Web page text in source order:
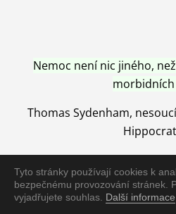
Tyto stránky používají cookies k
bezpečnému provozování stránek.
vyjadřujete souhlas. Další informace
Nemoc není nic jiného,
Thomas Sydenham,
Nemoc je vyléčena jen